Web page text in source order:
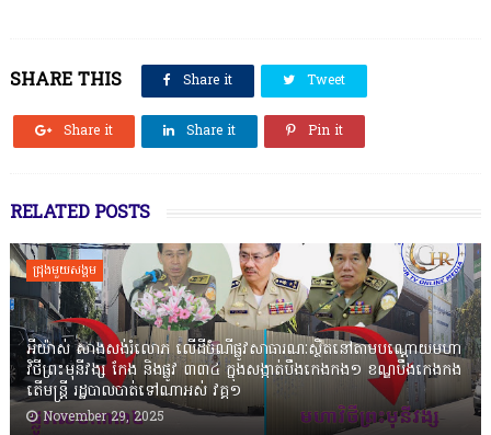
SHARE THIS Share it Tweet
Share it Share it Pin it
RELATED POSTS
ជ្រុងមួយសង្គម
អីយ៉ាស់ សាងសង់រំលោភ លើដីចំណីផ្លូវសាធារណៈស្ថិតនៅតាមបណ្ដោយមហា
វិថីព្រះមុនីវង្ស កែង និងផ្លូវ ៣៣៤ ក្នុងសង្កាត់បឹងកេងកង១ ខណ្ឌបឹងកេងកង
តើមន្ត្រី រដ្ឋបាលបាត់ទៅណាអស់ វគ្គ១
November 29, 2025